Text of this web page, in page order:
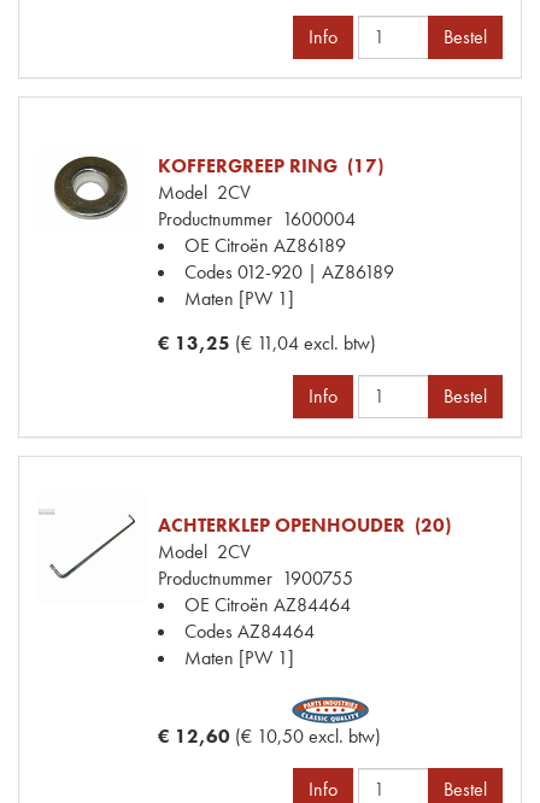
Info Bestel
KOFFERGREEP RING (17)
Model 2CV
Productnummer 1600004
OE Citroën AZ86189
Codes012-920 | AZ86189
Maten [PW 1]
€ 13,25 (€ 11,04 excl. btw)
Info Bestel
ACHTERKLEP OPENHOUDER (20)
Model 2CV
Productnummer 1900755
OE Citroën AZ84464
CodesAZ84464
Maten [PW 1]
€ 12,60 (€ 10,50 excl. btw)
Info Bestel